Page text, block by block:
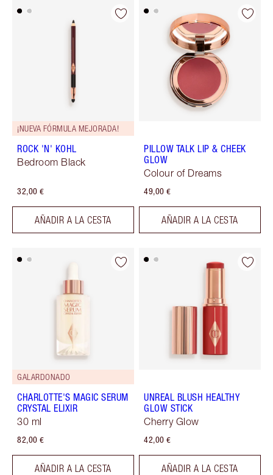
¡NUEVA FÓRMULA MEJORADA!
ROCK 'N' KOHL
Bedroom Black
32,00 €
AÑADIR A LA CESTA
PILLOW TALK LIP & CHEEK
GLOW
Colour of Dreams
49,00 €
AÑADIR A LA CESTA
GALARDONADO
CHARLOTTE'S MAGIC SERUM
CRYSTAL ELIXIR
30 ml
82,00 €
AÑADIR A LA CESTA
UNREAL BLUSH HEALTHY
GLOW STICK
Cherry Glow
42,00 €
AÑADIR A LA CESTA